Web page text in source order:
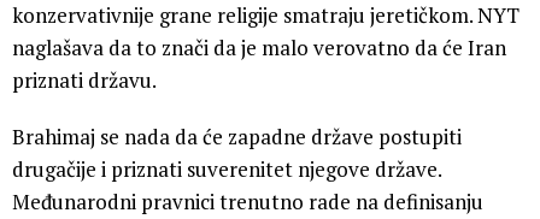
konzervativnije grane religije smatraju jeretičkom. NYT
naglašava da to znači da je malo verovatno da će Iran
priznati državu.
Brahimaj se nada da će zapadne države postupiti
drugačije i priznati suverenitet njegove države.
Međunarodni pravnici trenutno rade na definisanju